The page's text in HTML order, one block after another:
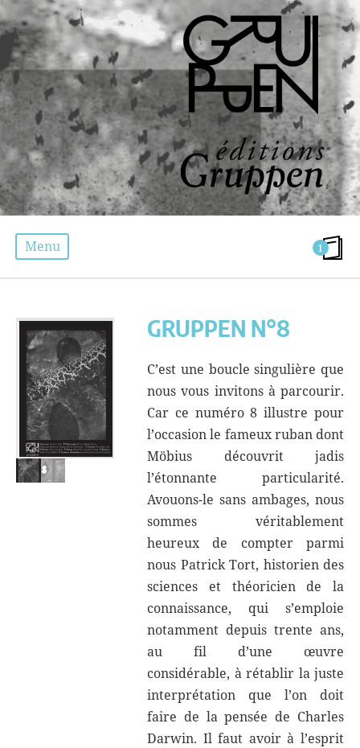
Menu 1
GRUPPEN N°8
GRUPPEN N°8
C’est une boucle singulière que
nous vous invitons à parcourir.
Car ce numéro 8 illustre pour
l’occasion le fameux ruban dont
Möbius découvrit jadis
l’étonnante particularité.
Avouons-le sans ambages, nous
sommes véritablement
heureux de compter parmi
nous Patrick Tort, historien des
sciences et théoricien de la
connaissance, qui s’emploie
notamment depuis trente ans,
au fil d’une œuvre
considérable, à rétablir la juste
interprétation que l’on doit
faire de la pensée de Charles
Darwin. Il faut avoir à l’esprit